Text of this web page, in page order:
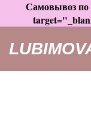
Самовывоз по